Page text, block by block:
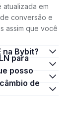
atualizada em
conversão e
assim que você
na Bybit?